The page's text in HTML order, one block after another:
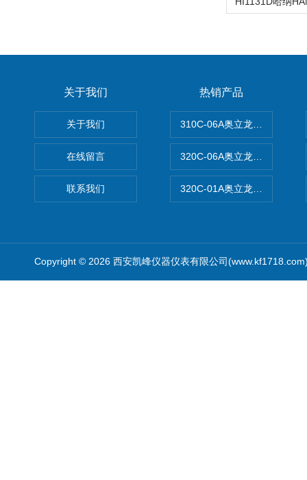
关于我们
关于我们
在线留言
联系我们
热销产品
310C-06A奥立龙实验室台式
320C-06A奥立龙实验室便携
320C-01A奥立龙实验室便携
Copyright © 2026 西安凯峰仪器仪表有限公司